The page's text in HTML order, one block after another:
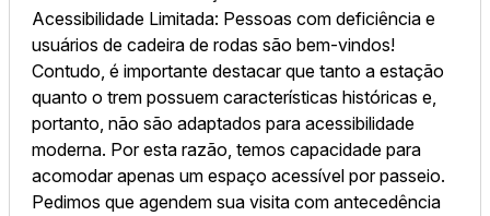
Acessibilidade Limitada: Pessoas com deficiência e
usuários de cadeira de rodas são bem-vindos!
Contudo, é importante destacar que tanto a estação
quanto o trem possuem características históricas e,
portanto, não são adaptados para acessibilidade
moderna. Por esta razão, temos capacidade para
acomodar apenas um espaço acessível por passeio.
Pedimos que agendem sua visita com antecedência